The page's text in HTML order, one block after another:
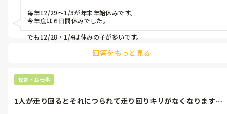
毎年12/29〜1/3が年末年始休みです。
今年度は６日間休みでした。
でも12/28・1/4は休みの子が多いです。
回答をもっと見る
保育・お仕事
1人が走り回るとそれにつられて走り回りキリがなくなります。